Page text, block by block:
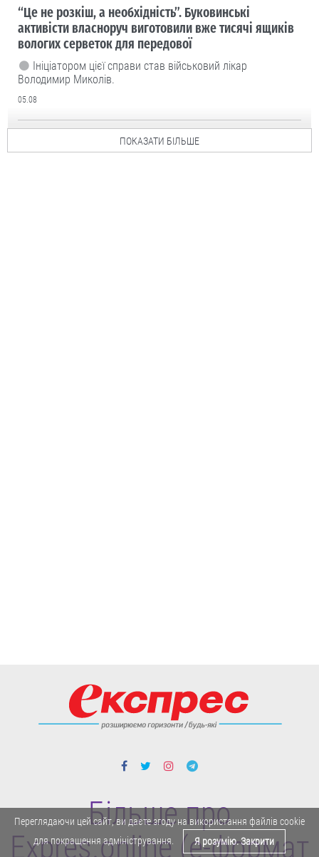
“Це не розкіш, а необхідність”. Буковинські
активісти власноруч виготовили вже тисячі ящиків
вологих серветок для передової
Ініціатором цієї справи став військовий лікар
Володимир Миколів.
05.08
ПОКАЗАТИ БІЛЬШЕ
Більше про
Expres.online (e-формат
Переглядаючи цей сайт, ви даєте згоду на використання файлів cookie
для покращення адміністрування.
Я розумію. Закрити